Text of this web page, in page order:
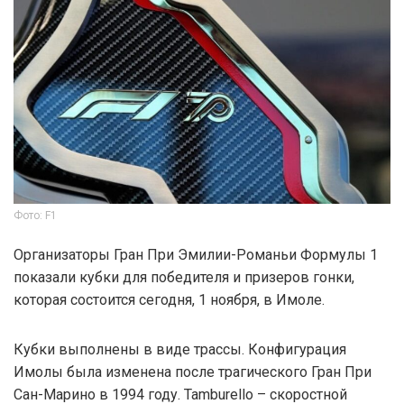
Фото: F1
Организаторы Гран При Эмилии-Романьи Формулы 1
показали кубки для победителя и призеров гонки,
которая состоится сегодня, 1 ноября, в Имоле.
Кубки выполнены в виде трассы. Конфигурация
Имолы была изменена после трагического Гран При
Сан-Марино в 1994 году. Tamburello – скоростной